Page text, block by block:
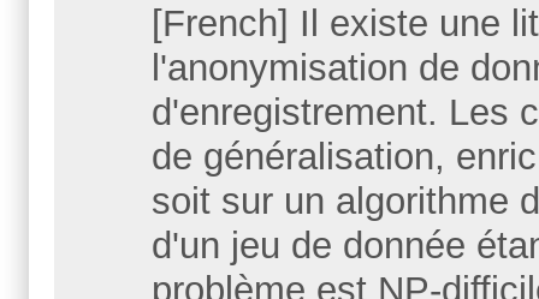
[French] Il existe une
l'anonymisation de
d'enregistrement. Les
de généralisation,
soit sur un algorithme
d'un jeu de donnée
problème est NP-